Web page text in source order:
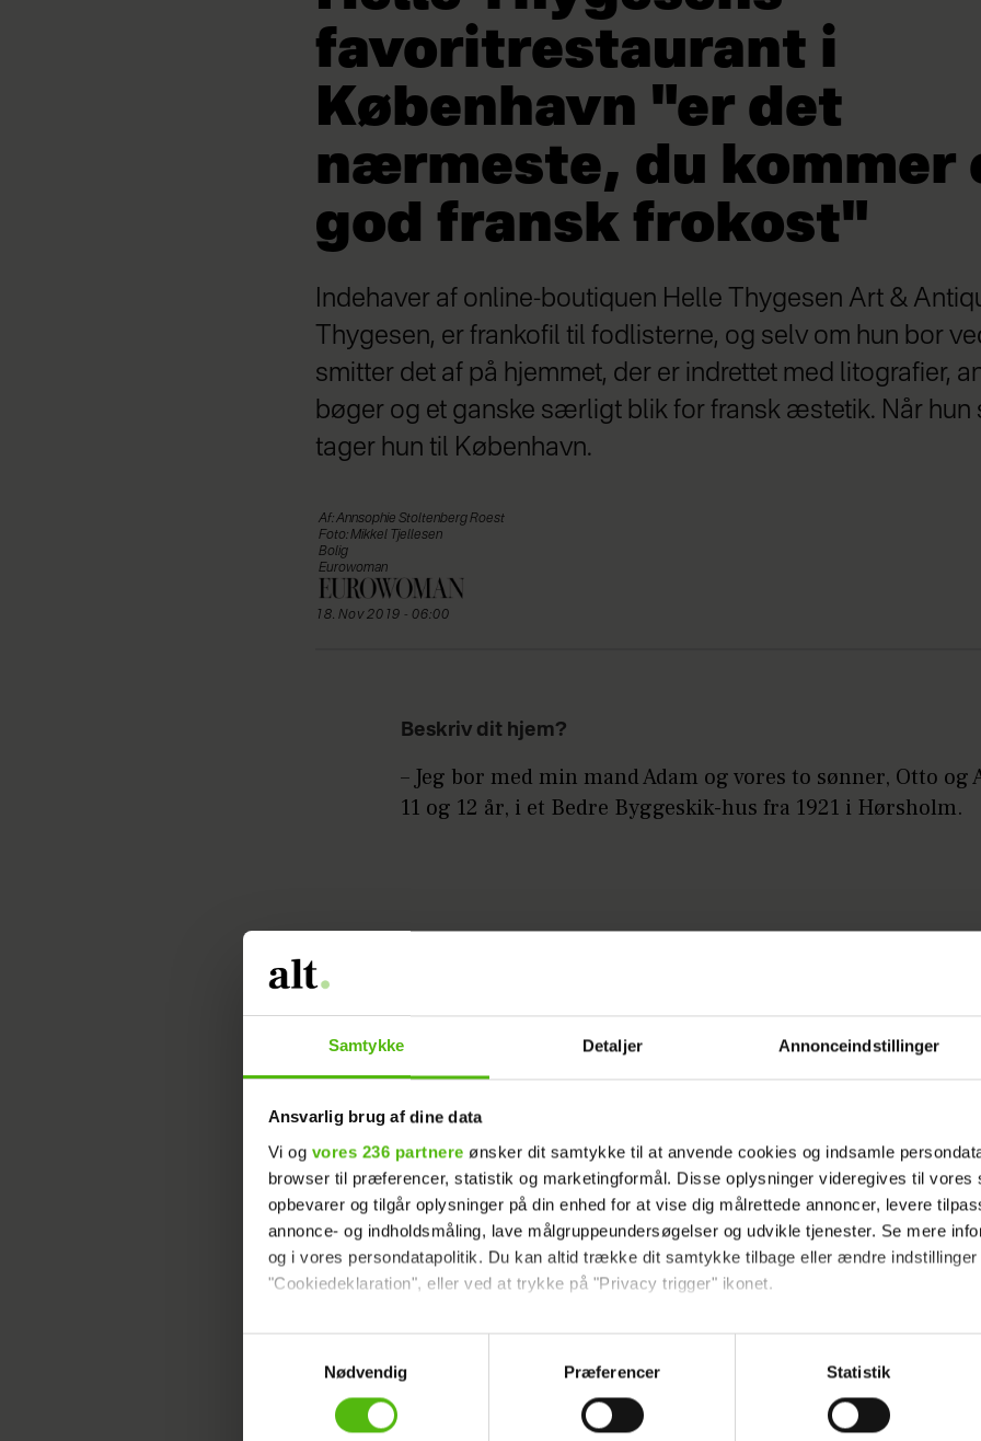
Samtykke Detaljer Annonceindstillinger
Ansvarlig brug af dine data
Vi og vores 236 partnere ønsker dit samtykke til at anvende cookies og indsamle
browser til præferencer, statistik og marketingformål. Disse oplysninger videregives til vores
opbevarer og tilgår oplysninger på din enhed for at vise dig målrettede annoncer, levere
annonce- og indholdsmåling, lave målgruppeundersøgelser og udvikle tjenester. Se mere
og i vores persondatapolitik. Du kan altid trække dit samtykke tilbage eller ændre
"Cookiedeklaration", eller ved at trykke på "Privacy trigger" ikonet.
Dine valg anvendes på hele websitet.
Vi ønsker dit samtykke til at indsamle og bruge data for at kunne levere og finansiere
Vi anvender egne cookies og cookies fra tredjeparter til at at optimere dit besøg på vores
Nødvendig
Præferencer Statistik
favoritrestaurant i
København "er det
nærmeste, du kommer
god fransk frokost"
Indehaver af online-boutiquen Helle Thygesen Art &
Thygesen, er frankofil til fodlisterne, og selv om hun bor
smitter det af på hjemmet, der er indrettet med litografier,
bøger og et ganske særligt blik for fransk æstetik. Når hun
tager hun til København.
Af: Annsophie Stoltenberg Roest
Foto: Mikkel Tjellesen
Bolig
Eurowoman
18. Nov 2019 - 06:00
Beskriv dit hjem?
– Jeg bor med min mand Adam og vores to sønner, Otto og
11 og 12 år, i et Bedre Byggeskik-hus fra 1921 i Hørsholm.